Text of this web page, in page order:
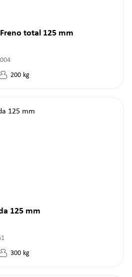
total 125 mm
200 kg
125 mm
300 kg